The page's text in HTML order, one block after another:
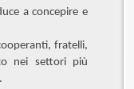
a concepire e
fratelli,
nei settori più